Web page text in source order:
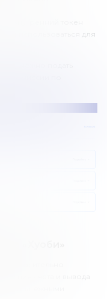
использоваться для
можно подать
комиссии по
«Хуоби»
относительно
счета и вывода
платежными